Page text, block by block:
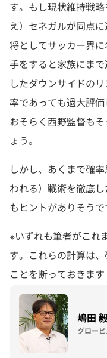
す。もし現状維持戦
え）セネガルが同点
将としてサッカー界
手をすると家族にま
したダウンサイドの
率であっても過大評価
おそらく西野監督も
ょう。
しかし、あくまで確
われる）戦術を徹底
もヒントがありそうで
※いずれも筆者がこれ
す。これらの計算は
ことを断っておきます
嶋田
グロー